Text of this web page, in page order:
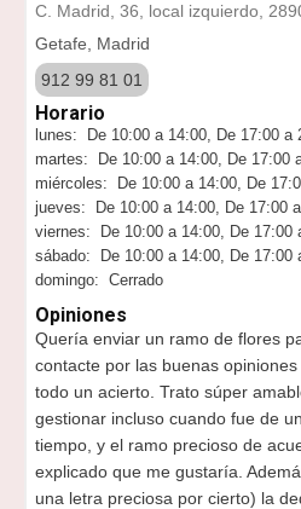
C. Madrid, 36, local izquierdo,
Getafe, Madrid
912 99 81 01
Horario
lunes: De 10:00 a 14:00, De 17:00 a
martes: De 10:00 a 14:00, De 17:00
miércoles: De 10:00 a 14:00, De
jueves: De 10:00 a 14:00, De 17:00
viernes: De 10:00 a 14:00, De 17:00
sábado: De 10:00 a 14:00, De 17:00
domingo: Cerrado
Opiniones
Quería enviar un ramo de flores
contacte por las buenas
todo un acierto. Trato súper
gestionar incluso cuando fue de
tiempo, y el ramo precioso de
explicado que me gustaría.
una letra preciosa por cierto) la